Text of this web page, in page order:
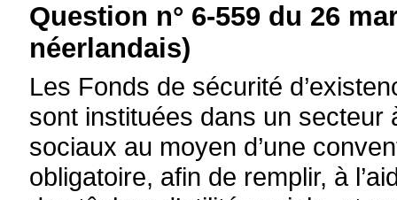
Question n° 6-559 du 26
néerlandais)
Les Fonds de sécurité
sont instituées dans un secteur
sociaux au moyen d’une
obligatoire, afin de remplir, à